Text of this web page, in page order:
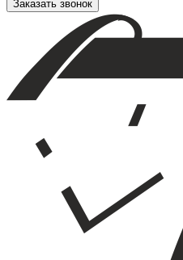
Заказать звонок